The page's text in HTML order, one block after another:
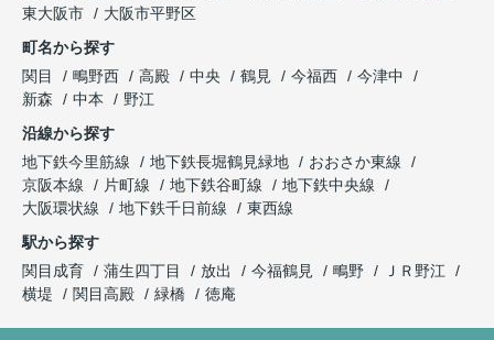
東大阪市
大阪市平野区
町名から探す
関目
鴫野西 高殿 中央 鶴見 今福西
今津中
新森
中本
野江
沿線から探す
地下鉄今里筋線
地下鉄長堀鶴見緑地
おおさか東線
京阪本線
片町線 地下鉄谷町線
地下鉄中央線
大阪環状線
地下鉄千日前線
東西線
駅から探す
関目成育
蒲生四丁目 放出 今福鶴見 鴫野
ＪＲ野江
横堤
関目高殿 緑橋 徳庵